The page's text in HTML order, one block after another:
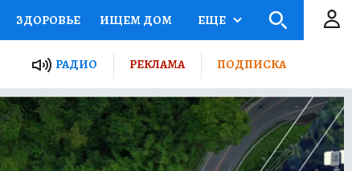
ЗДОРОВЬЕ ИЩЕМ ДОМ
ПРОЕКТЫ РОССИИ
ПУТЕВОДИТЕЛЬ
ТУРИЗМ
ЕЩЕ
РАДИО РЕКЛАМА ПОДПИСКА